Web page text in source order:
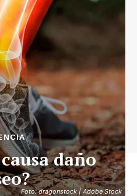
Foto: dragonstock | Adobe Stock
daño